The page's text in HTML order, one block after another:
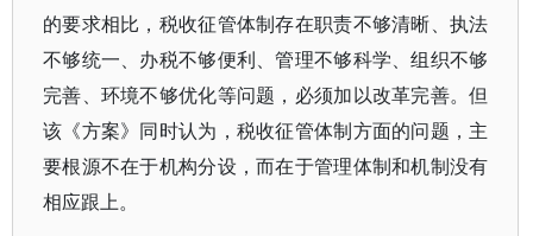
的要求相比，税收征管体制存在职责不够清晰、执法
不够统一、办税不够便利、管理不够科学、组织不够
完善、环境不够优化等问题，必须加以改革完善。但
该《方案》同时认为，税收征管体制方面的问题，主
要根源不在于机构分设，而在于管理体制和机制没有
相应跟上。